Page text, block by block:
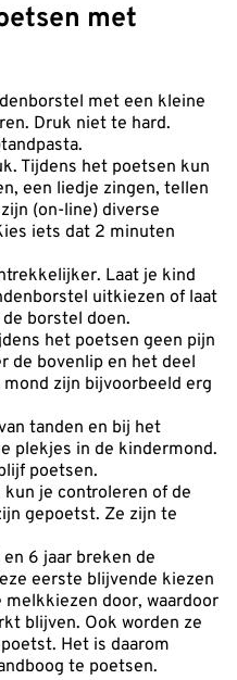
met
met een kleine
Druk niet te hard.
Tijdens het poetsen kun
een liedje zingen, tellen
(on-line) diverse
iets dat 2 minuten
Laat je kind
uitkiezen of laat
borstel doen.
het poetsen geen pijn
de bovenlip en het deel
zijn bijvoorbeeld erg
tanden en bij het
plekjes in de kindermond.
poetsen.
je controleren of de
gepoetst. Ze zijn te
6 jaar breken de
eerste blijvende kiezen
door, waardoor
blijven. Ook worden ze
Het is daarom
te poetsen.